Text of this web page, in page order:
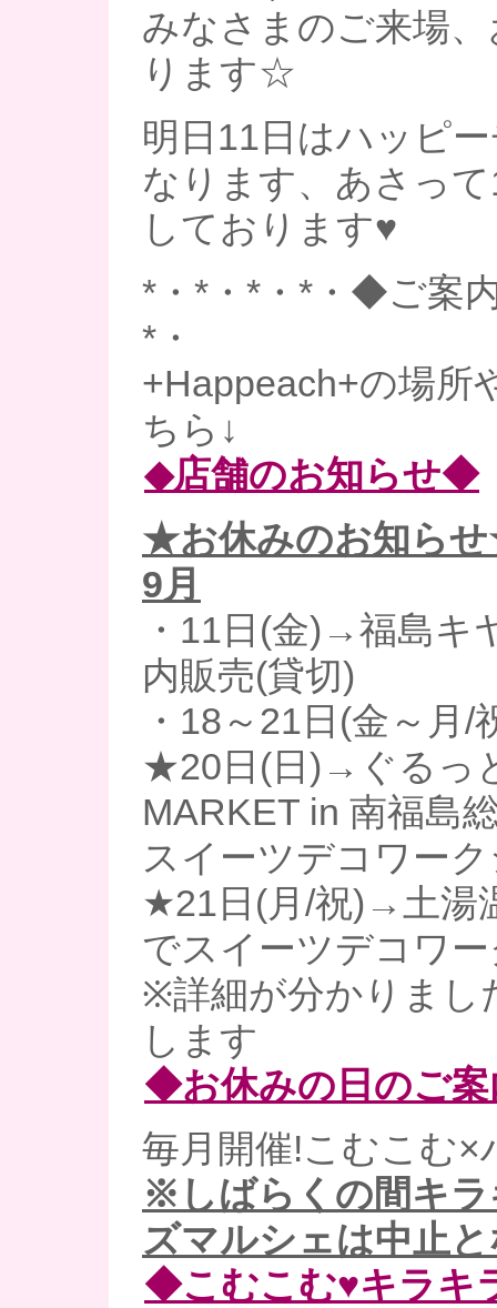
みなさまのご来場
ります☆
明日11日はハッピ
なります、あさっ
しております♥
*・*・*・*・◆ご案
*・
+Happeach+の場所
ちら↓
◆店舗のお知らせ◆
★お休みのお知ら
9月
・11日(金)→福島キ
内販売(貸切)
・18～21日(金～月/
★20日(日)→ぐるっ
MARKET in 南福島
スイーツデコワー
★21日(月/祝)→土湯
でスイーツデコワ
※詳細が分かりまし
します
◆お休みの日のご
毎月開催!こむこむ×
※しばらくの間キ
ズマルシェは中止
◆こむこむ♥キラキ